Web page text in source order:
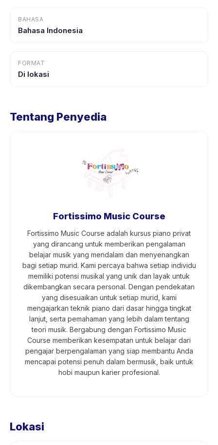
BAHASA
Bahasa Indonesia
FORMAT
Di lokasi
Tentang Penyedia
Fortissimo Music Course
Fortissimo Music Course adalah kursus piano privat
yang dirancang untuk memberikan pengalaman
belajar musik yang mendalam dan menyenangkan
bagi setiap murid. Kami percaya bahwa setiap individu
memiliki potensi musikal yang unik dan layak untuk
dikembangkan secara personal. Dengan pendekatan
yang disesuaikan untuk setiap murid, kami
mengajarkan teknik piano dari dasar hingga tingkat
lanjut, serta pemahaman yang lebih dalam tentang
teori musik. Bergabung dengan Fortissimo Music
Course memberikan kesempatan untuk belajar dari
pengajar berpengalaman yang siap membantu Anda
mencapai potensi penuh dalam bermusik, baik untuk
hobi maupun karier profesional.
Lokasi